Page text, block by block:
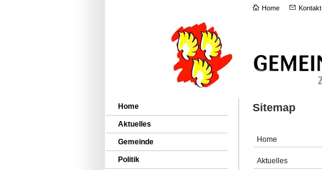
Home Kontakt
Home
Aktuelles
Gemeinde
Politik
Sitemap
Home
Aktuelles